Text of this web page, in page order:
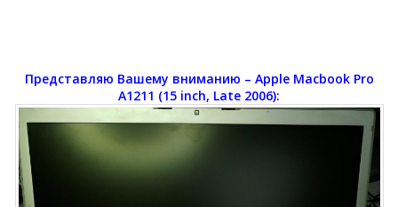
Представляю Вашему вниманию – Apple Macbook Pro
A1211 (15 inch, Late 2006):